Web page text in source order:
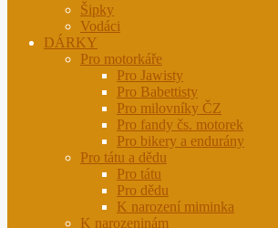
Šipky
Vodáci
DÁRKY
Pro motorkáře
Pro Jawisty
Pro Babettisty
Pro milovníky ČZ
Pro fandy čs. motorek
Pro bikery a endurány
Pro tátu a dědu
Pro tátu
Pro dědu
K narození miminka
K narozeninám